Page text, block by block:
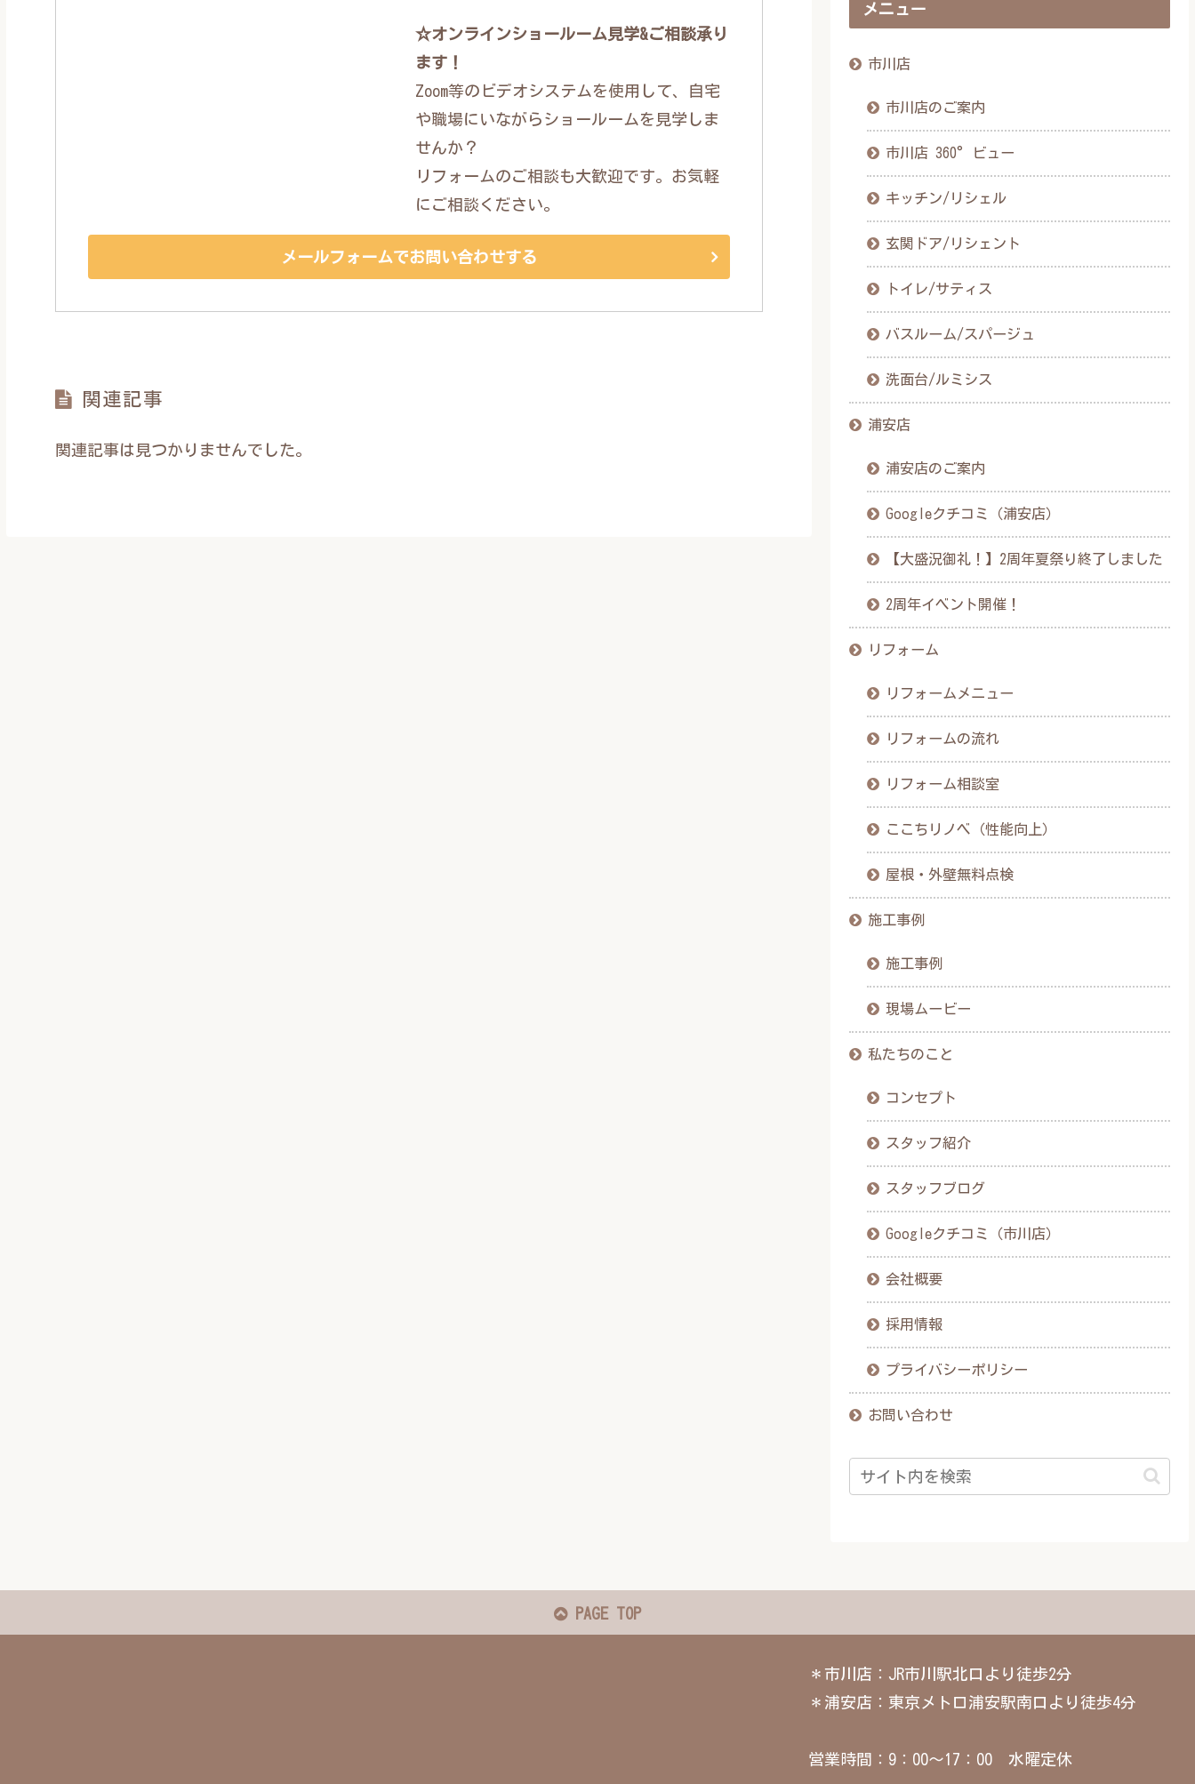
☆オンラインショールーム見学&ご相談承り
ます！
Zoom等のビデオシステムを使用して、自宅
や職場にいながらショールームを見学しま
せんか？
リフォームのご相談も大歓迎です。お気軽
にご相談ください。
メールフォームでお問い合わせする
関連記事
関連記事は見つかりませんでした。
メニュー
市川店
市川店のご案内
市川店 360°ビュー
キッチン/リシェル
玄関ドア/リシェント
トイレ/サティス
バスルーム/スパージュ
洗面台/ルミシス
浦安店
浦安店のご案内
Googleクチコミ（浦安店）
【大盛況御礼！】2周年夏祭り終了しました
2周年イベント開催！
リフォーム
リフォームメニュー
リフォームの流れ
リフォーム相談室
ここちリノベ（性能向上）
屋根・外壁無料点検
施工事例
施工事例
現場ムービー
私たちのこと
コンセプト
スタッフ紹介
スタッフブログ
Googleクチコミ（市川店）
会社概要
採用情報
プライバシーポリシー
お問い合わせ
PAGE TOP
＊市川店：JR市川駅北口より徒歩2分
＊浦安店：東京メトロ浦安駅南口より徒歩4分
営業時間：9：00～17：00 水曜定休